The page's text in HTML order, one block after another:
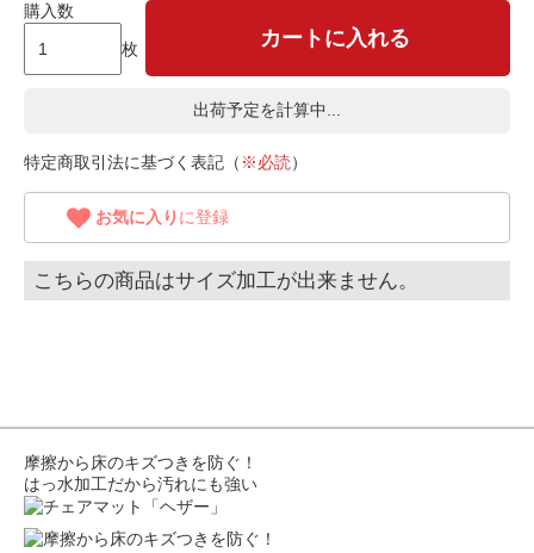
購入数
枚
カートに入れる
出荷予定を計算中...
特定商取引法に基づく表記（ ※必読）
お気に入り に登録
こちらの商品はサイズ加工が出来ません。
摩擦から床のキズつきを防ぐ！
はっ水加工だから汚れにも強い